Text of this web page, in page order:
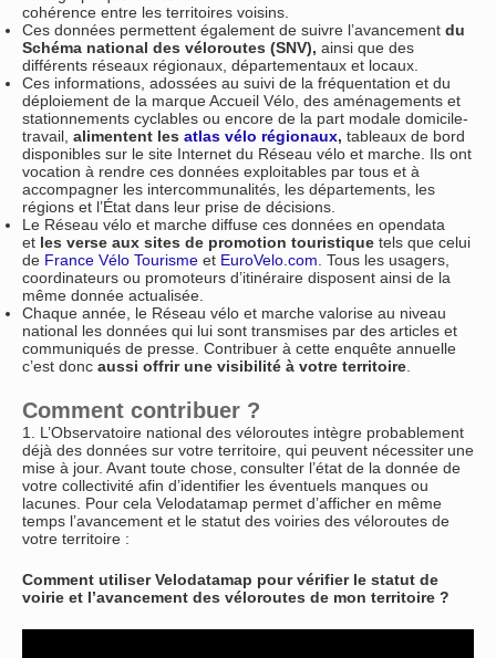
cohérence entre les territoires voisins.
Ces données permettent également de suivre l’avancement du
Schéma national des véloroutes (SNV), ainsi que des
différents réseaux régionaux, départementaux et locaux.
Ces informations, adossées au suivi de la fréquentation et du
déploiement de la marque Accueil Vélo, des aménagements et
stationnements cyclables ou encore de la part modale domicile-
travail, alimentent les atlas vélo régionaux, tableaux de bord
disponibles sur le site Internet du Réseau vélo et marche. Ils ont
vocation à rendre ces données exploitables par tous et à
accompagner les intercommunalités, les départements, les
régions et l’État dans leur prise de décisions.
Le Réseau vélo et marche diffuse ces données en opendata
et les verse aux sites de promotion touristique tels que celui
de France Vélo Tourisme et EuroVelo.com . Tous les usagers,
coordinateurs ou promoteurs d’itinéraire disposent ainsi de la
même donnée actualisée.
Chaque année, le Réseau vélo et marche valorise au niveau
national les données qui lui sont transmises par des articles et
communiqués de presse. Contribuer à cette enquête annuelle
c’est donc aussi offrir une visibilité à votre territoire
Comment contribuer ?
1. L’Observatoire national des véloroutes intègre probablement
déjà des données sur votre territoire, qui peuvent nécessiter une
mise à jour. Avant toute chose, consulter l’état de la donnée de
votre collectivité afin d’identifier les éventuels manques ou
lacunes. Pour cela Velodatamap permet d’afficher en même
temps l’avancement et le statut des voiries des véloroutes de
votre territoire :
Comment utiliser Velodatamap pour vérifier le statut de
voirie et l’avancement des véloroutes de mon territoire ?